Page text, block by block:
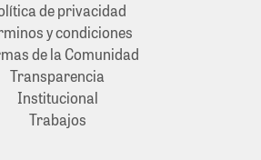
de privacidad
y condiciones
de la Comunidad
Transparencia
Institucional
Trabajos